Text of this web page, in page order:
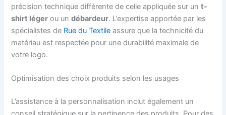
précision technique différente de celle appliquée sur unt-
shirt léger ou undébardeur. L’expertise apportée par les
spécialistes de Rue du Textile assure que la technicité du
matériau est respectée pour une durabilité maximale de
votre logo.
Optimisation des choix produits selon les usages
L’assistance à la personnalisation inclut également un